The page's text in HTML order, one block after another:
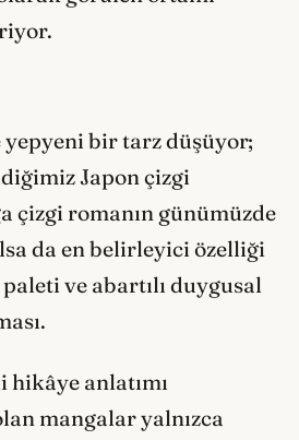
yepyeni bir tarz düşüyor;
Japon çizgi
çizgi romanın günümüzde
da en belirleyici özelliği
ve abartılı duygusal
anlatımı
mangalar yalnızca